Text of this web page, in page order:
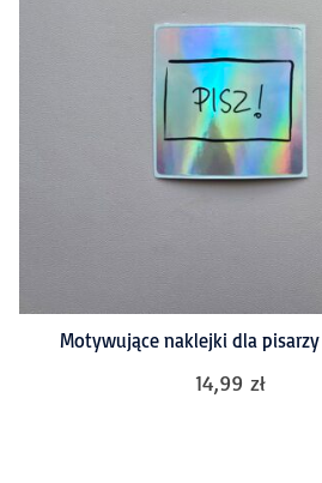
Motywujące naklejki dla
14,99 zł